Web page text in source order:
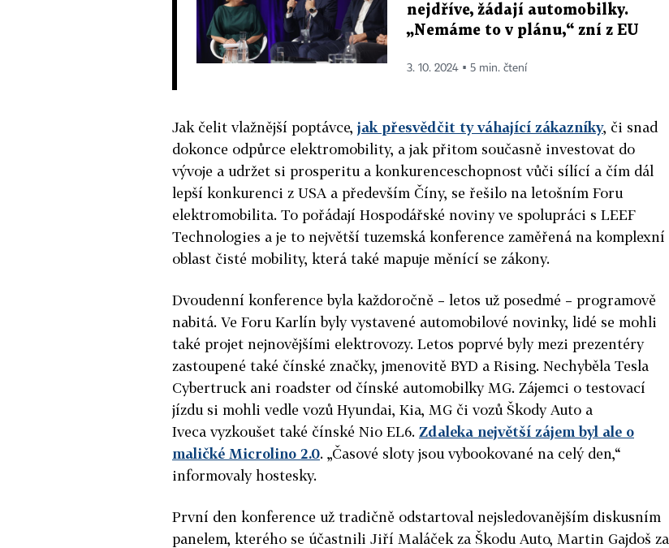
nejdříve, žádají automobilky.
„Nemáme to v plánu,“ zní z EU
3. 10. 2024 ▪ 5 min. čtení
Jak čelit vlažnější poptávce,jak přesvědčit ty váhající zákazníky, či snad
dokonce odpůrce elektromobility, a jak přitom současně investovat do
vývoje a udržet si prosperitu a konkurenceschopnost vůči sílící a čím dál
lepší konkurenci z USA a především Číny, se řešilo na letošním Foru
elektromobilita. To pořádají Hospodářské noviny ve spolupráci s LEEF
Technologies a je to největší tuzemská konference zaměřená na komplexní
oblast čisté mobility, která také mapuje měnící se zákony.
Dvoudenní konference byla každoročně – letos už posedmé – programově
nabitá. Ve Foru Karlín byly vystavené automobilové novinky, lidé se mohli
také projet nejnovějšími elektrovozy. Letos poprvé byly mezi prezentéry
zastoupené také čínské značky, jmenovitě BYD a Rising. Nechyběla Tesla
Cybertruck ani roadster od čínské automobilky MG. Zájemci o testovací
jízdu si mohli vedle vozů Hyundai, Kia, MG či vozů Škody Auto a
Iveca vyzkoušet také čínské Nio EL6. Zdaleka největší zájem byl ale o
maličké Microlino 2.0. „Časové sloty jsou vybookované na celý den,“
informovaly hostesky.
První den konference už tradičně odstartoval nejsledovanějším diskusním
panelem, kterého se účastnili Jiří Maláček za Škodu Auto, Martin Gajdoš za